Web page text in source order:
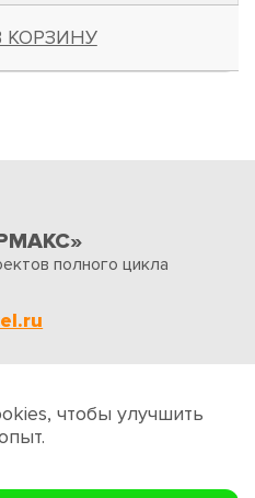
КОРЗИНУ
полного цикла
чтобы улучшить